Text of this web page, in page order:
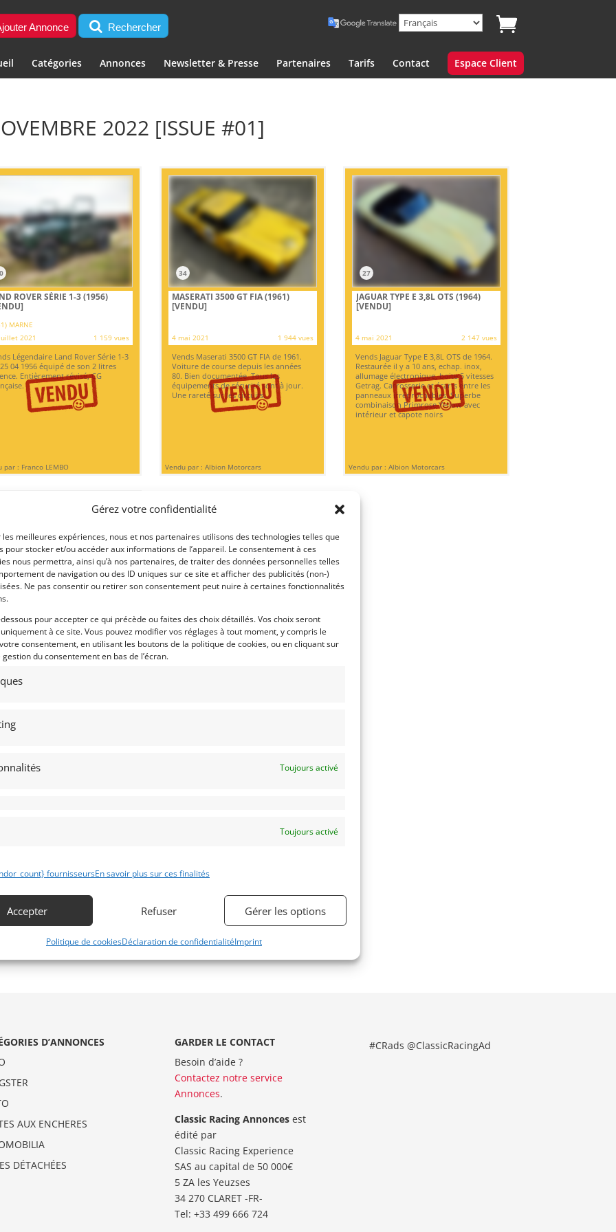
Gérez votre confidentialité
meilleures expériences, nous et nos partenaires utilisons des technologies telles que
pour stocker et/ou accéder aux informations de l’appareil. Le consentement à ces
nous permettra, ainsi qu’à nos partenaires, de traiter des données personnelles telles
de navigation ou des ID uniques sur ce site et afficher des publicités (non-)
Ne pas consentir ou retirer son consentement peut nuire à certaines fonctionnalités
pour accepter ce qui précède ou faites des choix détaillés. Vos choix seront
à ce site. Vous pouvez modifier vos réglages à tout moment, y compris le
consentement, en utilisant les boutons de la politique de cookies, ou en cliquant sur
gestion du consentement en bas de l’écran.
Toujours activé
Toujours activé
fournisseursEn savoir plus sur ces finalités
Accepter Refuser Gérer les options
Politique de cookiesDéclaration de confidentialitéImprint
Annonce Rechercher
Catégories Annonces Newsletter & Presse Partenaires Tarifs Contact Espace Client
2022 [ISSUE #01]
ROVER SÉRIE 1-3 (1956)
MARNE
2021
1 159 vues
Légendaire Land Rover Série 1-3
04 1956 équipé de son 2 litres
Entièrement révisé, CG
par : Franco LEMBO
34
MASERATI 3500 GT FIA (1961)
[VENDU]
4 mai 2021 1 944 vues
Vends Maserati 3500 GT FIA de 1961.
Voiture de course depuis les années
80. Bien documentée. Tous les
équipements de sécurité sont à jour.
Une rareté sur les circuits.
Vendu par : Albion Motorcars
27
JAGUAR TYPE E 3,8L OTS (1964)
[VENDU]
4 mai 2021 2 147 vues
Vends Jaguar Type E 3,8L OTS de 1964.
Restaurée il y a 10 ans, echap. inox,
allumage électronique, boite 5 vitesses
Getrag. Carrosserie et écarts entre les
panneaux irréprochables. Superbe
combinaison Primrose Yellow avec
intérieur et capote noirs
Vendu par : Albion Motorcars
BT41 FORMULE 3 (1973)
(ETATS-UNIS (USA))
2019
2 908 vues
Chassis BT41-15. Ford Twin Cam
D’ANNONCES
AUX ENCHERES
DÉTACHÉES
GARDER LE CONTACT
Besoin d’aide ?
Contactez notre service
Annonces.
Classic Racing Annoncesest
édité par
Classic Racing Experience
SAS au capital de 50 000€
5 ZA les Yeuzses
34 270 CLARET -FR-
Tel: ‭+33 499 666 724‬
#CRads @ClassicRacingAd